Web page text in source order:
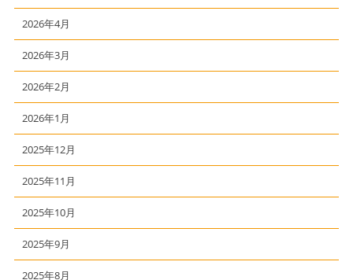
2026年4月
2026年3月
2026年2月
2026年1月
2025年12月
2025年11月
2025年10月
2025年9月
2025年8月